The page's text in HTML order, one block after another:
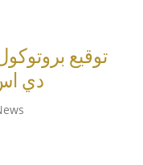
توقيع
دي